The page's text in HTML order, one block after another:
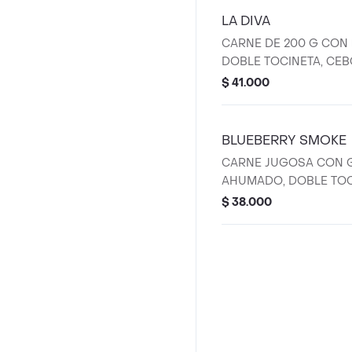
PAN DE PAPA
LA DIVA
CARNE DE 200 G CON
DOBLE TOCINETA,
PEPINILLOS DE LA
ANGUS BEEF, PAN DE
$ 41.000
BLUEBERRY SMOKE
CARNE JUGOSA CON
AHUMADO, DOBLE
REDUCCIÓN DE
$ 38.000